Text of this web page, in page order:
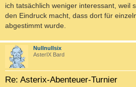
ich tatsächlich weniger interessant, weil
den Eindruck macht, dass dort für
abgestimmt wurde.
Nullnullsix
AsterIX Bard
Re: Asterix-Abenteuer-Turnier